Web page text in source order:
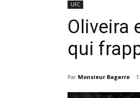
UFC
Oliveira
qui
Par Monsieur Bagarre